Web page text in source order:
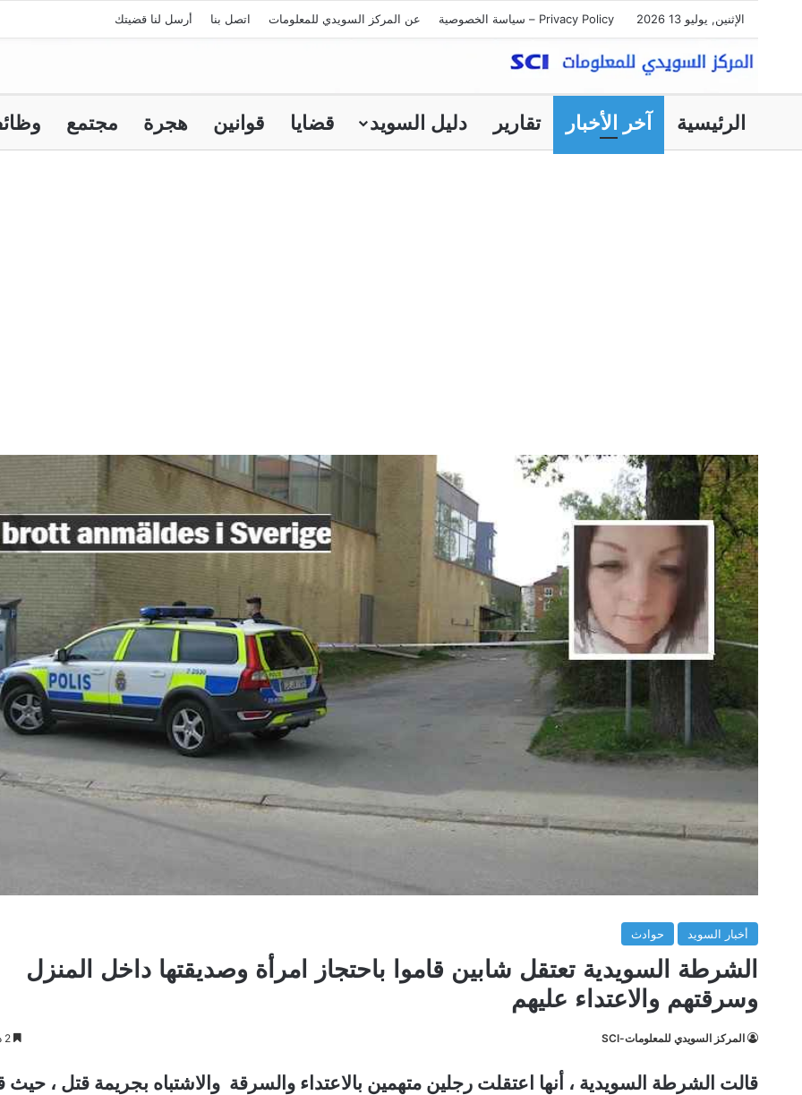
الإثنين, يوليو 13 2026 Privacy Policy – سياسة الخصوصية عن المركز السويدي للمعلومات اتصل بنا أرسل لنا قضيتك
الرئيسية آخر الأخبار تقارير دليل السويد قضايا قوانين هجرة مجتمع
أخبار السويد حوادث
الشرطة السويدية تعتقل شابين قاموا باحتجاز امرأة وصديقتها داخل المنزل
وسرقتهم والاعتداء عليهم
المركز السويدي للمعلومات-SCI 2 دقائق
قالت الشرطة السويدية ، أنها اعتقلت رجلين متهمين بالاعتداء والسرقة والاشتباه بجريمة قتل ، حيث